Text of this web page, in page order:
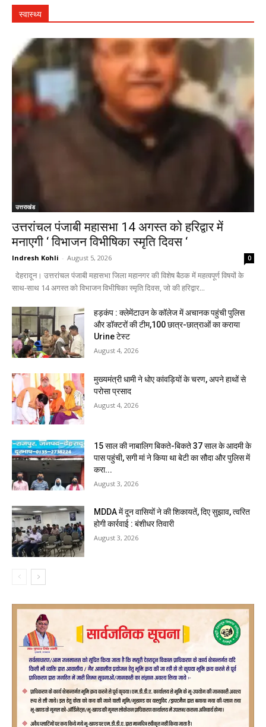
स्वास्थ्य
उत्तराखंड
उत्तरांचल पंजाबी महासभा 14 अगस्त को हरिद्वार में
मनाएगी ‘ विभाजन विभीषिका स्मृति दिवस ‘
Indresh Kohli - August 5, 2026 0
देहरादून। उत्तरांचल पंजाबी महासभा जिला महानगर की विशेष बैठक में महत्वपूर्ण विषयों के
साथ-साथ 14 अगस्त को विभाजन विभीषिका स्मृति दिवस, जो की हरिद्वार...
हड़कंप : क्लेमेंटाउन के कॉलेज में अचानक पहुंची पुलिस
और डॉक्टरों की टीम,100 छात्र-छात्राओं का कराया
Urine टेस्ट
August 4, 2026
मुख्यमंत्री धामी ने धोए कांवड़ियों के चरण, अपने हाथों से
परोसा प्रसाद
August 4, 2026
15 साल की नाबालिग बिकते-बिकते 37 साल के आदमी के
पास पहुंची, सगी मां ने किया था बेटी का सौदा और पुलिस में
करा...
August 3, 2026
MDDA में दून वासियों ने की शिकायतें, दिए सुझाव, त्वरित
होगी कार्रवाई : बंशीधर तिवारी
August 3, 2026